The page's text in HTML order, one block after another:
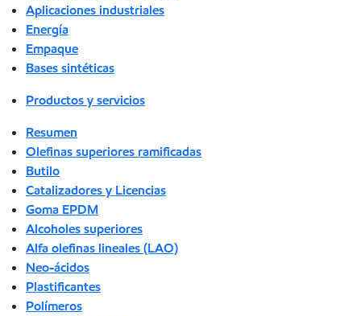
Aplicaciones industriales
Energía
Empaque
Bases sintéticas
Productos y servicios
Resumen
Olefinas superiores ramificadas
Butilo
Catalizadores y Licencias
Goma EPDM
Alcoholes superiores
Alfa olefinas lineales (LAO)
Neo-ácidos
Plastificantes
Polímeros